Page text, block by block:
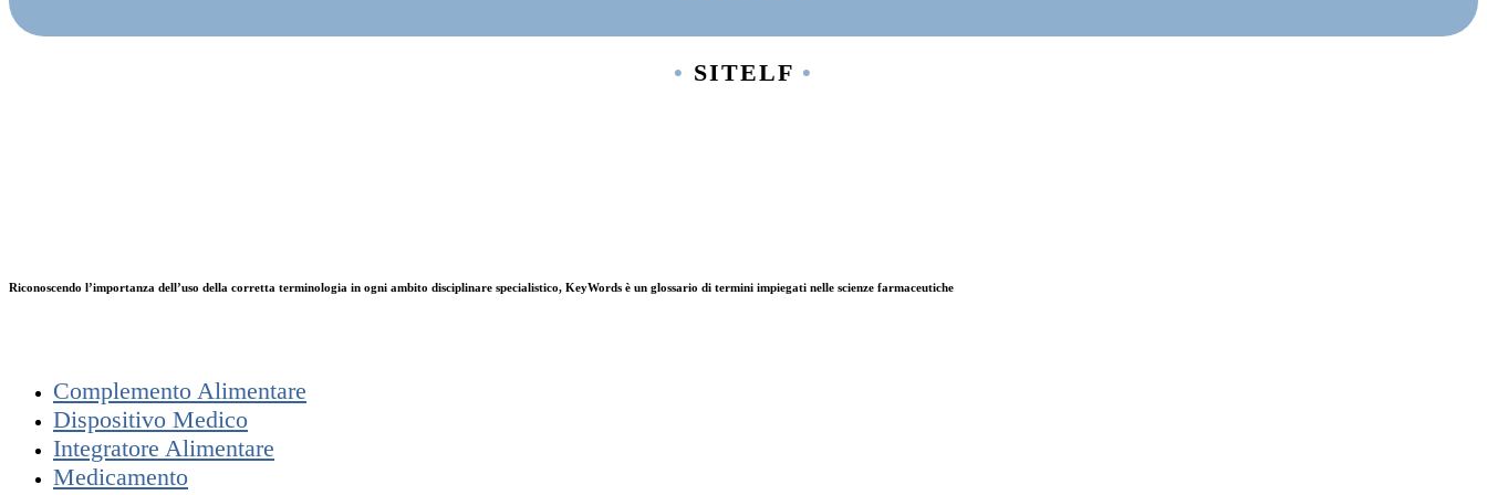
• SITELF •
Riconoscendo l’importanza dell’uso della corretta terminologia in ogni ambito disciplinare specialistico, KeyWords è un glossario di termini impiegati nelle scienze farmaceutiche
Complemento Alimentare
Dispositivo Medico
Integratore Alimentare
Medicamento